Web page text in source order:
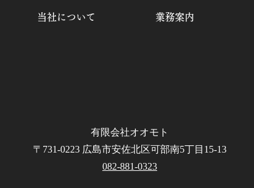
当社について 業務案内
有限会社オオモト
〒731-0223 広島市安佐北区可部南5丁目15-13
082-881-0323